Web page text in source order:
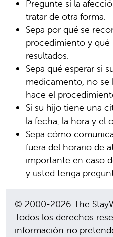
Pregunte si la
tratar de otra forma.
Sepa por qué se
procedimiento y qué
resultados.
Sepa qué esperar si
medicamento, no se
hace el
Si su hijo tiene una
la fecha, la hora y el
Sepa cómo
fuera del horario de
importante en caso
y usted tenga
© 2000-2026 The
Todos los derechos
información no